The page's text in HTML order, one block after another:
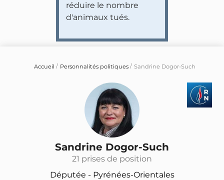
réduire le nombre
d'animaux tués.
Accueil Personnalités politiques Sandrine Dogor-Such
Sandrine Dogor-Such
21 prises de position
Députée - Pyrénées-Orientales